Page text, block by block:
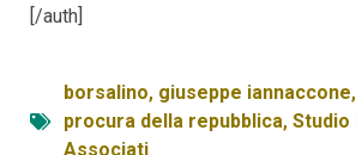
[/auth]
borsalino, giuseppe iannaccone,
procura della repubblica, Studio
Associati